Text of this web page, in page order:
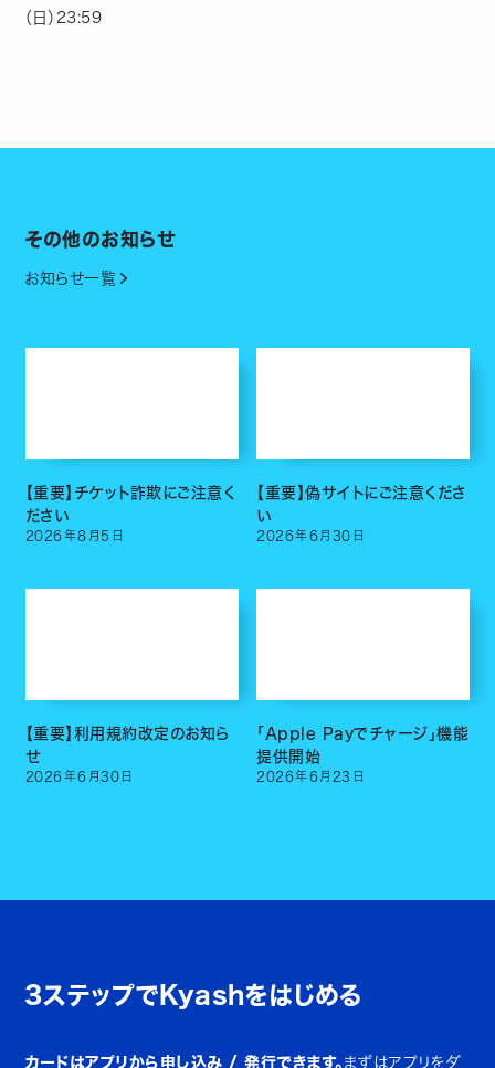
（日）23:59
その他のお知らせ
お知らせ一覧
【重要】チケット詐欺にご注意く
ださい
2026年8 月 5 日
【重要】偽サイトにご注意くださ
い
2026年6 月 30 日
【重要】利用規約改定のお知ら
せ
2026年6 月 30 日
「Apple Payでチャージ」機能
提供開始
2026年6 月 23 日
3ステップでKyashをはじめる
カードはアプリから申し込み / 発行できます。 まずはアプリをダ